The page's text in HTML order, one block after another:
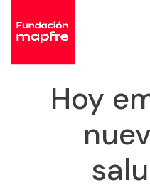
Hoy